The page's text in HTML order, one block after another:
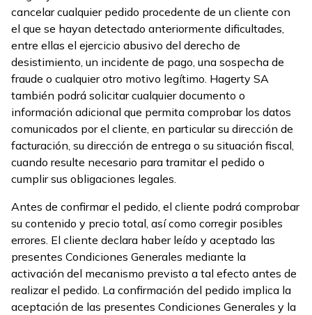
cancelar cualquier pedido procedente de un cliente con
el que se hayan detectado anteriormente dificultades,
entre ellas el ejercicio abusivo del derecho de
desistimiento, un incidente de pago, una sospecha de
fraude o cualquier otro motivo legítimo. Hagerty SA
también podrá solicitar cualquier documento o
información adicional que permita comprobar los datos
comunicados por el cliente, en particular su dirección de
facturación, su dirección de entrega o su situación fiscal,
cuando resulte necesario para tramitar el pedido o
cumplir sus obligaciones legales.
Antes de confirmar el pedido, el cliente podrá comprobar
su contenido y precio total, así como corregir posibles
errores. El cliente declara haber leído y aceptado las
presentes Condiciones Generales mediante la
activación del mecanismo previsto a tal efecto antes de
realizar el pedido. La confirmación del pedido implica la
aceptación de las presentes Condiciones Generales y la